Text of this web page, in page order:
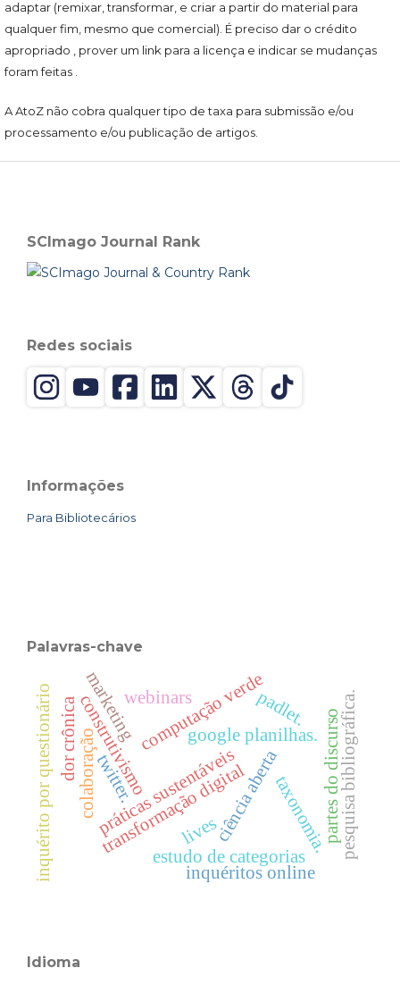
adaptar (remixar, transformar, e criar a partir do material para
qualquer fim, mesmo que comercial). É preciso dar o crédito
apropriado , prover um link para a licença e indicar se mudanças
foram feitas .
A AtoZ não cobra qualquer tipo de taxa para submissão e/ou
processamento e/ou publicação de artigos.
SCImago Journal Rank
Redes sociais
Informações
Para Bibliotecários
Palavras-chave
ciência aberta
google planilhas.
transformação digital
computação verde
práticas sustentáveis
estudo de categorias
taxonomia.partes do discurso
construtivismo pesquisa bibliográfica.
colaboração
padlet.
dor crônicamarketing
twitter.
webinars
inquérito por questionário inquéritos online
lives
Idioma